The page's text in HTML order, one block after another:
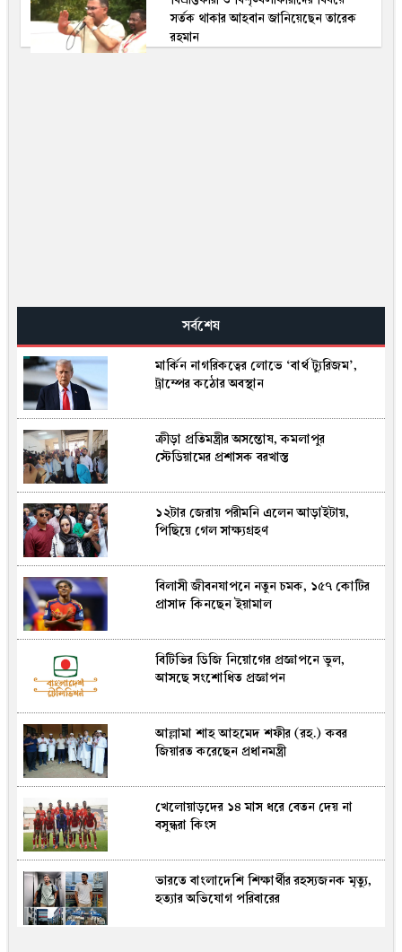
সর্তক থাকার আহবান জানিয়েছেন তারেক
রহমান
সর্বশেষ
মার্কিন নাগরিকত্বের লোভে ‘বার্থ ট্যুরিজম’,
ট্রাম্পের কঠোর অবস্থান
ক্রীড়া প্রতিমন্ত্রীর অসন্তোষ, কমলাপুর
স্টে‌ডিয়া‌মের প্রশাসক বরখাস্ত
১২টার জেরায় পরীমনি এলেন আড়াইটায়,
পিছিয়ে গেল সাক্ষ্যগ্রহণ
বিলাসী জীবনযাপনে নতুন চমক, ১৫৭ কোটির
প্রাসাদ কিনছেন ইয়ামাল
বিটিভির ডিজি নিয়োগের প্রজ্ঞাপনে ভুল,
আসছে সংশোধিত প্রজ্ঞাপন
আল্লামা শাহ আহমেদ শফীর (রহ.) কবর
জিয়ারত করেছেন প্রধানমন্ত্রী
খে‌লোয়াড়‌দের ১৪ মাস ধরে বেতন দেয় না
বসুন্ধরা কিংস
ভারতে বাংলাদেশি শিক্ষার্থীর রহস্যজনক মৃত্যু,
হত্যার অভিযোগ পরিবারের